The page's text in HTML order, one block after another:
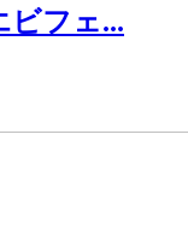
ビフェ...